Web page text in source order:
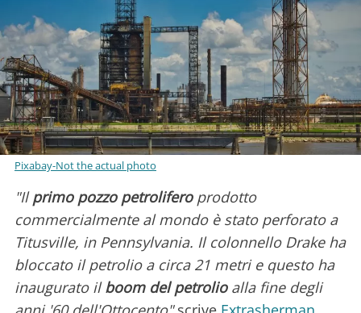
Pixabay-Not the actual photo
"Ilprimo pozzo petroliferoprodotto
commercialmente al mondo è stato perforato a
Titusville, in Pennsylvania. Il colonnello Drake ha
bloccato il petrolio a circa 21 metri e questo ha
inaugurato ilboom del petrolioalla fine degli